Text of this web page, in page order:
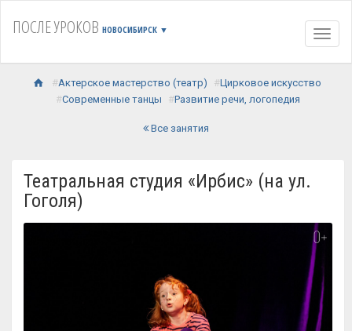
ПОСЛЕ УРОКОВ НОВОСИБИРСК ▼
Актерское мастерство (театр)
Цирковое искусство
Современные танцы
Развитие речи, логопедия
Все занятия
Театральная студия «Ирбис» (на ул.
Гоголя)